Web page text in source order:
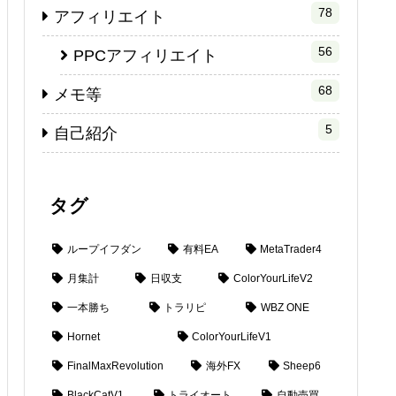
アフィリエイト 78
PPCアフィリエイト 56
メモ等 68
自己紹介 5
タグ
ループイフダン 有料EA MetaTrader4
月集計 日収支 ColorYourLifeV2
一本勝ち トラリピ WBZ ONE
Hornet ColorYourLifeV1
FinalMaxRevolution 海外FX Sheep6